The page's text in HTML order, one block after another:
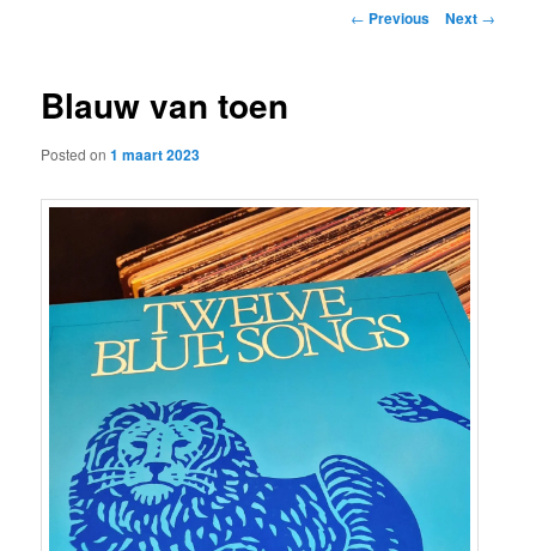
content
Post
← Previous Next →
Blauw van toen
Posted on1 maart 2023